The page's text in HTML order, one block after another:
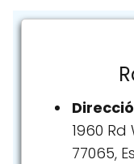
1960 Rd
77065,